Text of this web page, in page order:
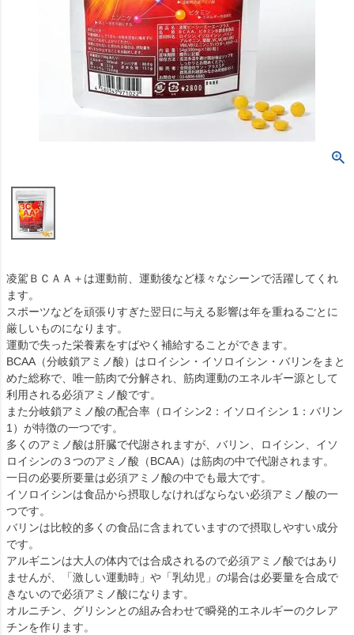
凌駕ＢＣＡＡ＋は運動前、運動後など様々なシーンで活躍してくれ
ます。
スポーツなどを頑張りすぎた翌日に与える影響は年を重ねるごとに
厳しいものになります。
運動で失った栄養素をすばやく補給することができます。
BCAA（分岐鎖アミノ酸）はロイシン・イソロイシン・バリンをまと
めた総称で、唯一筋肉で分解され、筋肉運動のエネルギー源として
利用される必須アミノ酸です。
また分岐鎖アミノ酸の配合率（ロイシン2：イソロイシン 1：バリン
1）が特徴の一つです。
多くのアミノ酸は肝臓で代謝されますが、バリン、ロイシン、イソ
ロイシンの３つのアミノ酸（BCAA）は筋肉の中で代謝されます。
一日の必要所要量は必須アミノ酸の中でも最大です。
イソロイシンは食品から摂取しなければならない必須アミノ酸の一
つです。
バリンは比較的多くの食品に含まれていますので摂取しやすい成分
です。
アルギニンは大人の体内では合成されるので必須アミノ酸ではあり
ませんが、「激しい運動時」や「乳幼児」の場合は必要量を合成で
きないので必須アミノ酸になります。
オルニチン、グリシンとの組み合わせで瞬発的エネルギーのクレア
チンを作ります。